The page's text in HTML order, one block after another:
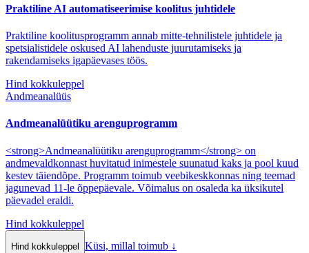
Praktiline AI automatiseerimise koolitus juhtidele
Praktiline koolitusprogramm annab mitte-tehnilistele juhtidele ja
spetsialistidele oskused AI lahenduste juurutamiseks ja
rakendamiseks igapäevases töös.
Hind kokkuleppel
Andmeanalüüs
Andmeanalüütiku arenguprogramm
<strong>Andmeanalüütiku arenguprogramm</strong> on
andmevaldkonnast huvitatud inimestele suunatud kaks ja pool kuud
kestev täiendõpe. Programm toimub veebikeskkonnas ning teemad
jagunevad 11-le õppepäevale. Võimalus on osaleda ka üksikutel
päevadel eraldi.
Hind kokkuleppel
Hind kokkuleppel Küsi, millal toimub ↓